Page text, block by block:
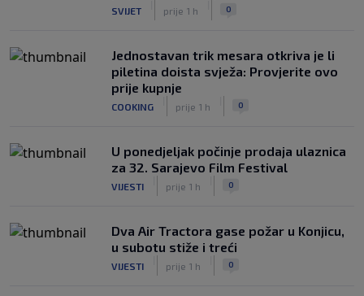
SVIJET prije 1 h 0
Jednostavan trik mesara otkriva je li
piletina doista svježa: Provjerite ovo
prije kupnje
COOKING prije 1 h 0
U ponedjeljak počinje prodaja ulaznica
za 32. Sarajevo Film Festival
VIJESTI prije 1 h 0
Dva Air Tractora gase požar u Konjicu,
u subotu stiže i treći
VIJESTI prije 1 h 0